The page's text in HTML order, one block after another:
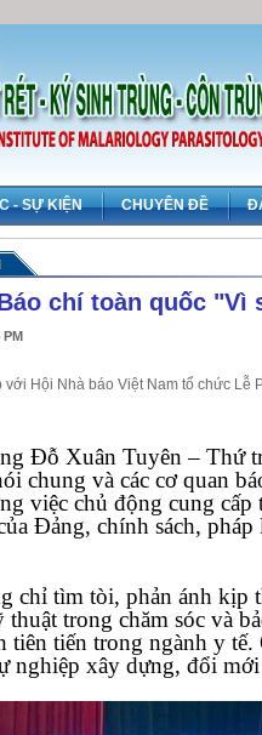
- SỰ KIỆN CHUYÊN ĐỀ
chí toàn quốc
PM
Hội Nhà báo Việt Nam tổ chức Lễ
Đỗ Xuân Tuyên – Thứ
chung và các cơ quan
việc chủ động cung
Đảng, chính sách,
chỉ tìm tòi, phản ánh kịp
trong chăm sóc và
tiên tiến trong ngành y
nghiệp xây dựng, đổi